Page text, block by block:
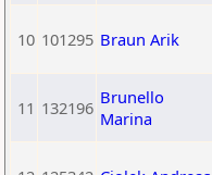
10 101295 Braun Arik
11 132196 Brunello
Marina